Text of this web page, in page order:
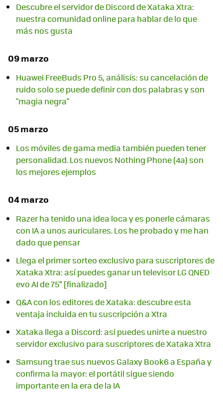
Descubre el servidor de Discord de Xataka Xtra:
nuestra comunidad online para hablar de lo que
más nos gusta
09 marzo
Huawei FreeBuds Pro 5, análisis: su cancelación de
ruido solo se puede definir con dos palabras y son
"magia negra"
05 marzo
Los móviles de gama media también pueden tener
personalidad. Los nuevos Nothing Phone (4a) son
los mejores ejemplos
04 marzo
Razer ha tenido una idea loca y es ponerle cámaras
con IA a unos auriculares. Los he probado y me han
dado que pensar
Llega el primer sorteo exclusivo para suscriptores de
Xataka Xtra: así puedes ganar un televisor LG QNED
evo AI de 75” [finalizado]
Q&A con los editores de Xataka: descubre esta
ventaja incluida en tu suscripción a Xtra
Xataka llega a Discord: así puedes unirte a nuestro
servidor exclusivo para suscriptores de Xataka Xtra
Samsung trae sus nuevos Galaxy Book6 a España y
confirma la mayor: el portátil sigue siendo
importante en la era de la IA